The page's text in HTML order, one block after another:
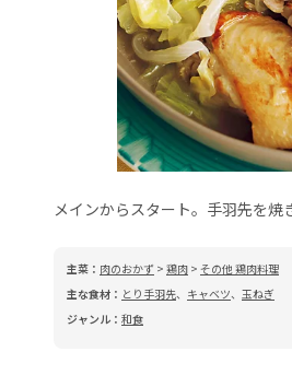
メインからスタート。手羽先を焼
主菜： 肉のおかず > 鶏肉 > その他 鶏肉料理
主な食材： とり手羽先、 キャベツ、 玉ねぎ
ジャンル： 和食